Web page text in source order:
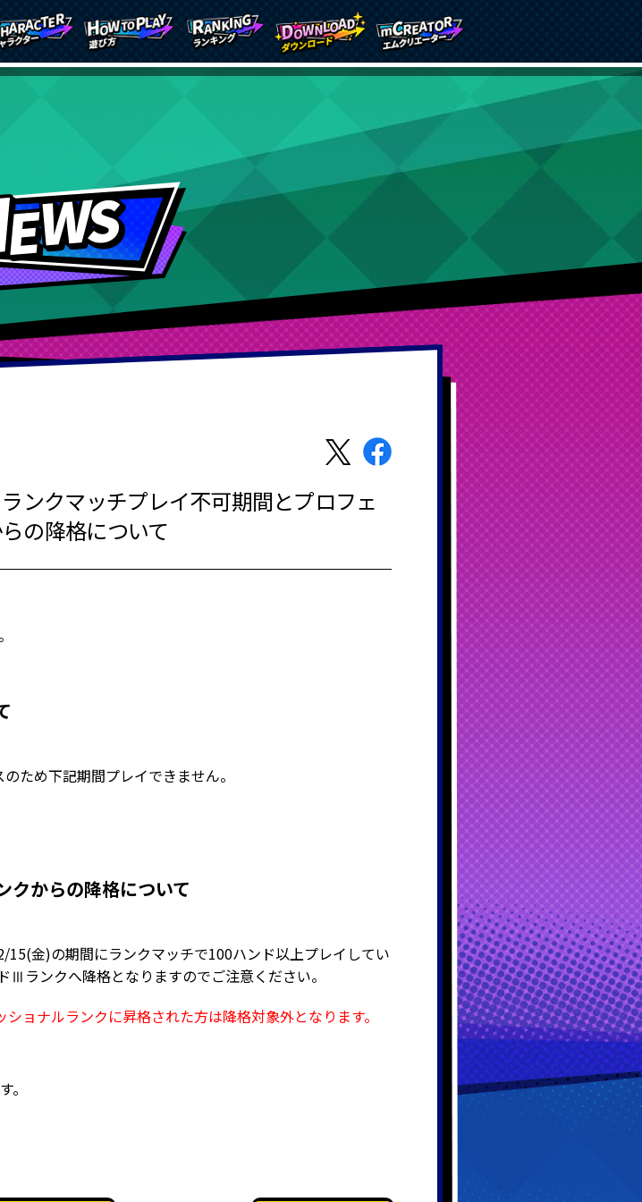
ランクマッチプレイ不可期間とプロフェ
の降格について
ため下記期間プレイできません。
からの降格について
金)の期間にランクマッチで100ハンド以上プレイしてい
ランクへ降格となりますのでご注意ください。
ョナルランクに昇格された方は降格対象外となります。
。